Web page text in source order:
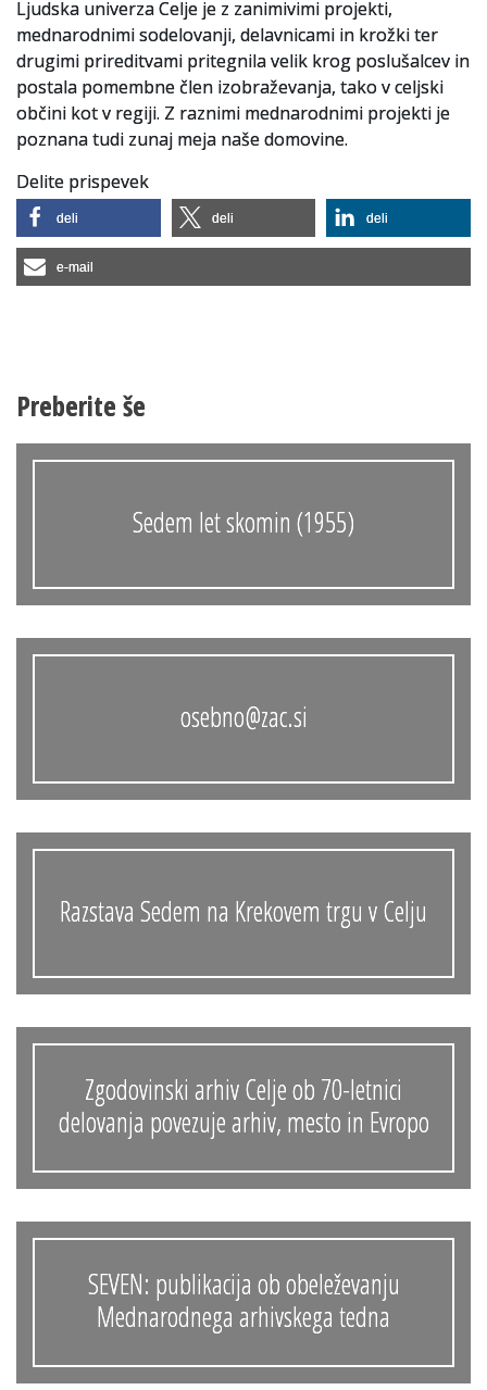
Ljudska univerza Celje je z zanimivimi projekti,
mednarodnimi sodelovanji, delavnicami in krožki ter
drugimi prireditvami pritegnila velik krog poslušalcev in
postala pomembne člen izobraževanja, tako v celjski
občini kot v regiji. Z raznimi mednarodnimi projekti je
poznana tudi zunaj meja naše domovine.
Delite prispevek
deli deli deli
e-mail
Preberite še
Sedem let skomin (1955)
osebno@zac.si
Razstava Sedem na Krekovem trgu v Celju
Zgodovinski arhiv Celje ob 70-letnici
delovanja povezuje arhiv, mesto in Evropo
SEVEN: publikacija ob obeleževanju
Mednarodnega arhivskega tedna